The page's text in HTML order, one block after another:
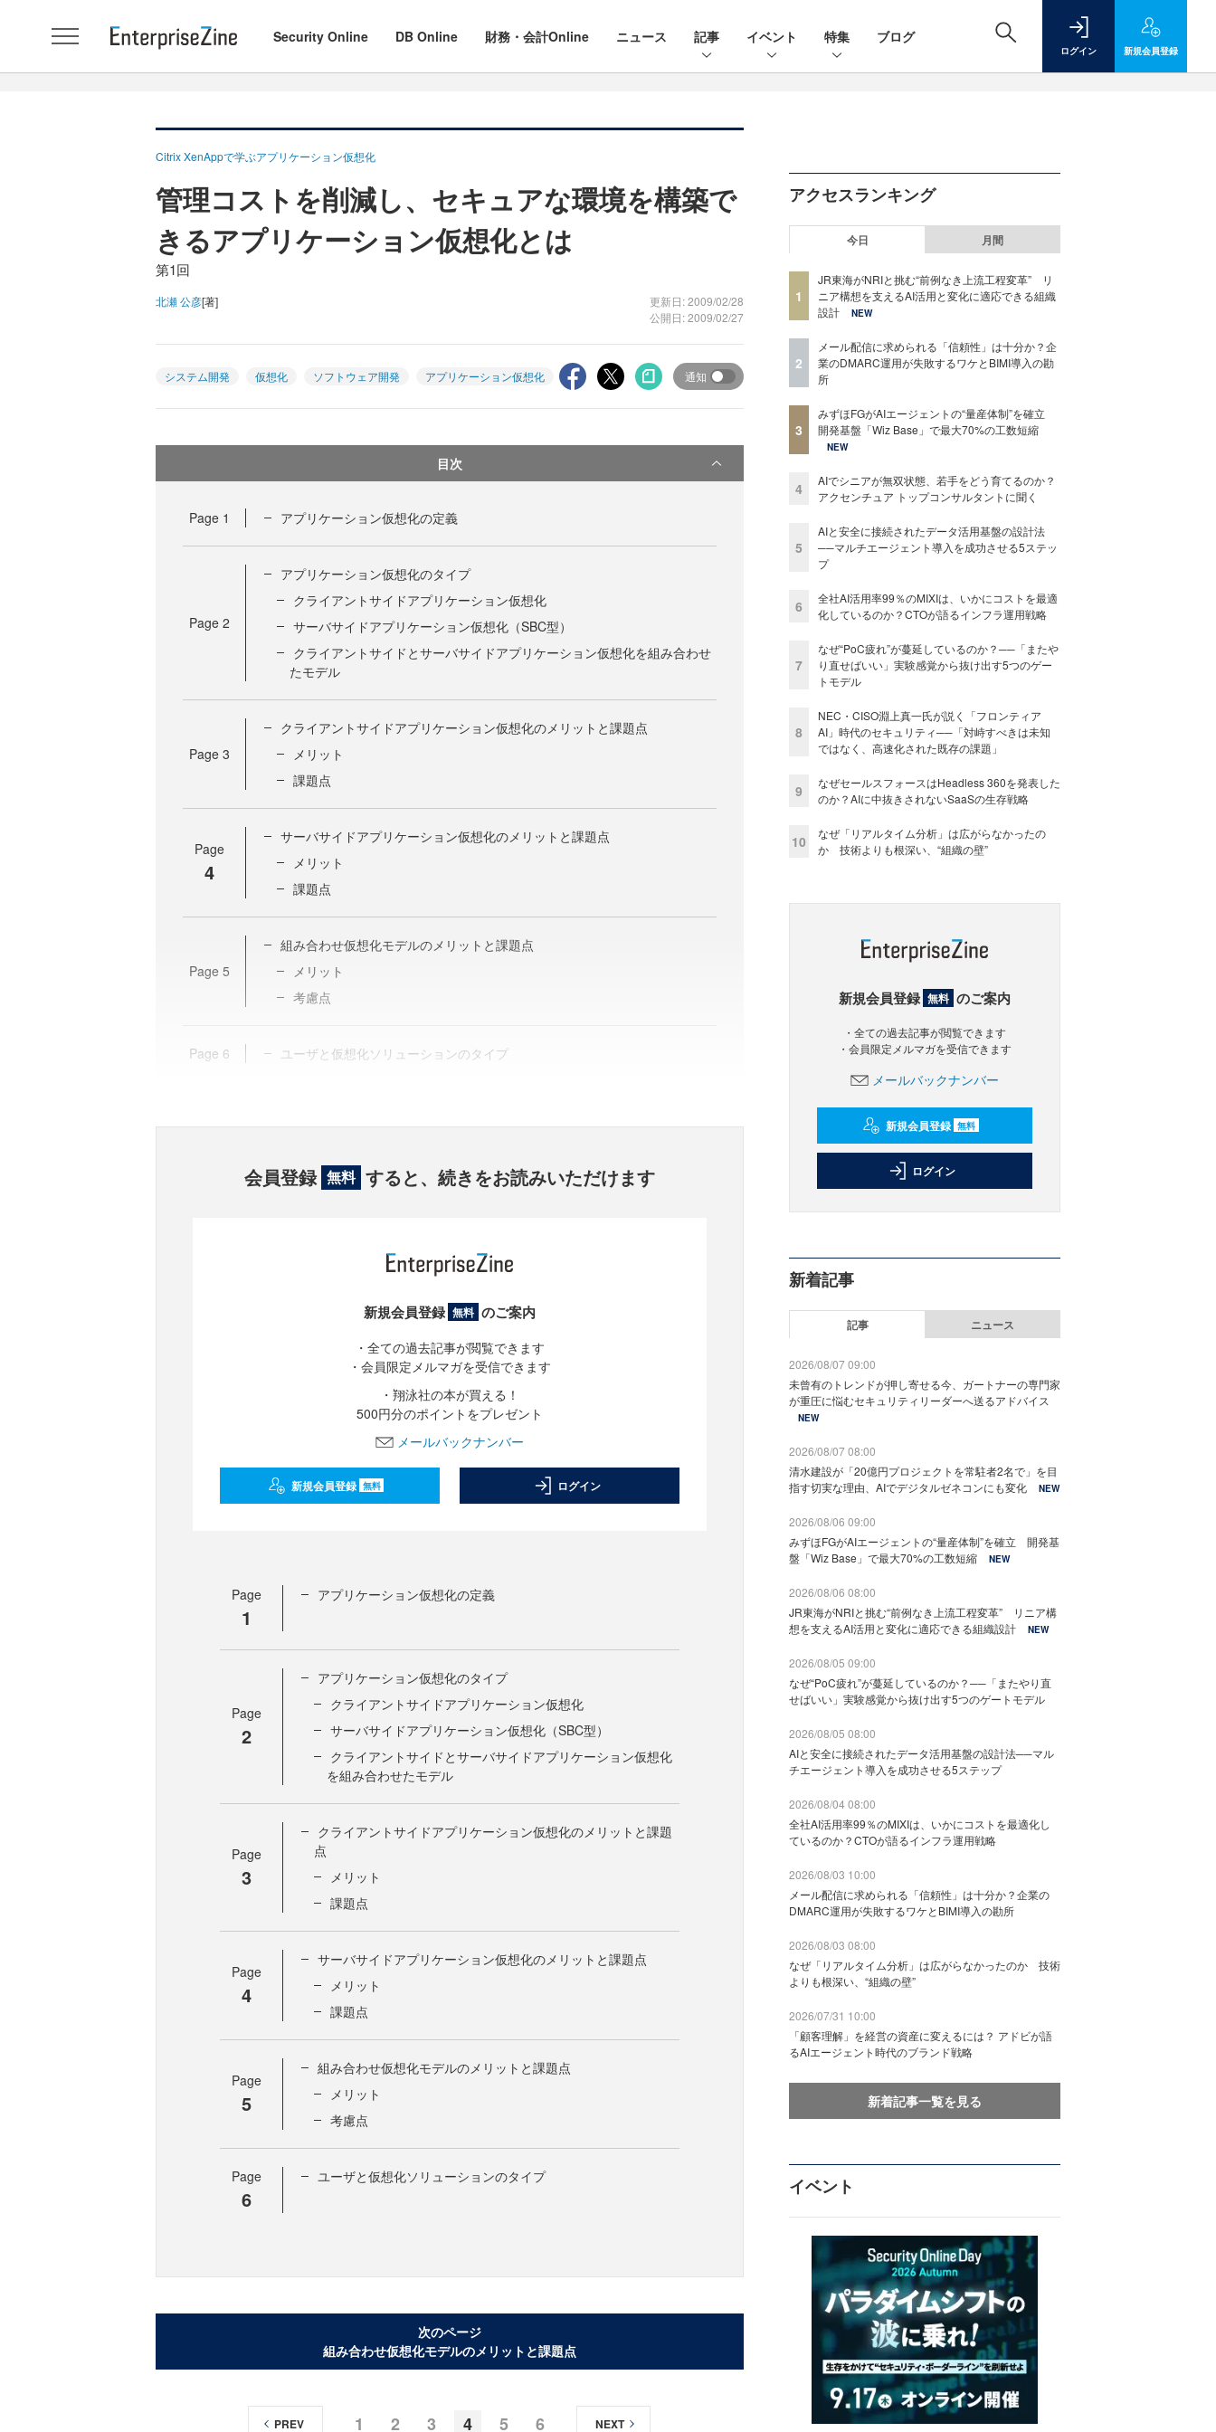
Security Online DB Online 財務・会計Online ニュース 記事 イベント 特集 ブログ
ログイン 新規会員登録
Citrix XenAppで学ぶアプリケーション仮想化
管理コストを削減し、セキュアな環境を構築で
きるアプリケーション仮想化とは
第1回
北瀬 公彦[著]
更新日: 2009/02/28
公開日: 2009/02/27
システム開発 仮想化 ソフトウェア開発 アプリケーション仮想化 通知
目次
Page 1 アプリケーション仮想化の定義
Page 2
アプリケーション仮想化のタイプ
クライアントサイドアプリケーション仮想化
サーバサイドアプリケーション仮想化（SBC型）
クライアントサイドとサーバサイドアプリケーション仮想化を組み合わせ
たモデル
Page 3
クライアントサイドアプリケーション仮想化のメリットと課題点
メリット
課題点
Page
4
サーバサイドアプリケーション仮想化のメリットと課題点
メリット
課題点
Page 5
組み合わせ仮想化モデルのメリットと課題点
メリット
考慮点
Page 6 ユーザと仮想化ソリューションのタイプ
会員登録 無料 すると、続きをお読みいただけます
新規会員登録 無料 のご案内
・全ての過去記事が閲覧できます
・会員限定メルマガを受信できます
・翔泳社の本が買える！
500円分のポイントをプレゼント
メールバックナンバー
新規会員登録 無料 ログイン
Page
1
アプリケーション仮想化の定義
Page
2
アプリケーション仮想化のタイプ
クライアントサイドアプリケーション仮想化
サーバサイドアプリケーション仮想化（SBC型）
クライアントサイドとサーバサイドアプリケーション仮想化
を組み合わせたモデル
Page
3
クライアントサイドアプリケーション仮想化のメリットと課題
点
メリット
課題点
Page
4
サーバサイドアプリケーション仮想化のメリットと課題点
メリット
課題点
Page
5
組み合わせ仮想化モデルのメリットと課題点
メリット
考慮点
Page
6
ユーザと仮想化ソリューションのタイプ
次のページ
組み合わせ仮想化モデルのメリットと課題点
1 2 3 4 5 6
PREV NEXT
アクセスランキング
今日 月間
1
JR東海がNRIと挑む“前例なき上流工程変革” リ
ニア構想を支えるAI活用と変化に適応できる組織
設計
NEW
2
メール配信に求められる「信頼性」は十分か？企
業のDMARC運用が失敗するワケとBIMI導入の勘
所
3
みずほFGがAIエージェントの“量産体制”を確立
開発基盤「Wiz Base」で最大70%の工数短縮
NEW
4
AIでシニアが無双状態、若手をどう育てるのか？
アクセンチュア トップコンサルタントに聞く
5
AIと安全に接続されたデータ活用基盤の設計法
──マルチエージェント導入を成功させる5ステッ
プ
6
全社AI活用率99％のMIXIは、いかにコストを最適
化しているのか？CTOが語るインフラ運用戦略
7
なぜ“PoC疲れ”が蔓延しているのか？──「またや
り直せばいい」実験感覚から抜け出す5つのゲー
トモデル
8
NEC・CISO淵上真一氏が説く「フロンティア
AI」時代のセキュリティ──「対峙すべきは未知
ではなく、高速化された既存の課題」
9
なぜセールスフォースはHeadless 360を発表した
のか？AIに中抜きされないSaaSの生存戦略
10
なぜ「リアルタイム分析」は広がらなかったの
か 技術よりも根深い、“組織の壁”
新規会員登録 無料 のご案内
・全ての過去記事が閲覧できます
・会員限定メルマガを受信できます
メールバックナンバー
新規会員登録 無料
ログイン
新着記事
記事 ニュース
2026/08/07 09:00
未曾有のトレンドが押し寄せる今、ガートナーの専門家
が重圧に悩むセキュリティリーダーへ送るアドバイス
NEW
2026/08/07 08:00
清水建設が「20億円プロジェクトを常駐者2名で」を目
指す切実な理由、AIでデジタルゼネコンにも変化
NEW
2026/08/06 09:00
みずほFGがAIエージェントの“量産体制”を確立 開発基
盤「Wiz Base」で最大70%の工数短縮
NEW
2026/08/06 08:00
JR東海がNRIと挑む“前例なき上流工程変革” リニア構
想を支えるAI活用と変化に適応できる組織設計
NEW
2026/08/05 09:00
なぜ“PoC疲れ”が蔓延しているのか？──「またやり直
せばいい」実験感覚から抜け出す5つのゲートモデル
2026/08/05 08:00
AIと安全に接続されたデータ活用基盤の設計法──マル
チエージェント導入を成功させる5ステップ
2026/08/04 08:00
全社AI活用率99％のMIXIは、いかにコストを最適化し
ているのか？CTOが語るインフラ運用戦略
2026/08/03 10:00
メール配信に求められる「信頼性」は十分か？企業の
DMARC運用が失敗するワケとBIMI導入の勘所
2026/08/03 08:00
なぜ「リアルタイム分析」は広がらなかったのか 技術
よりも根深い、“組織の壁”
2026/07/31 10:00
「顧客理解」を経営の資産に変えるには？ アドビが語
るAIエージェント時代のブランド戦略
新着記事一覧を見る
イベント